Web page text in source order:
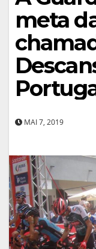
meta
MAI 7, 2019